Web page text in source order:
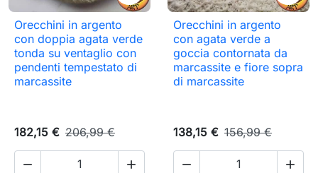
Orecchini in argento
con doppia agata verde
tonda su ventaglio con
pendenti tempestato di
marcassite
182,15 € 206,99 €
 
Orecchini in argento
con agata verde a
goccia contornata da
marcassite e fiore sopra
di marcassite
138,15 € 156,99 €
 